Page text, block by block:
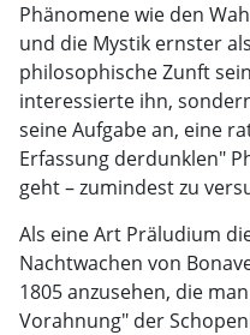
Phänomene wie den
und die Mystik ernster
philosophische Zunft
interessierte ihn,
seine Aufgabe an, eine
Erfassung derdunklen"
geht – zumindest zu
Als eine Art Präludium
Nachtwachen von
1805 anzusehen, die
Vorahnung" der